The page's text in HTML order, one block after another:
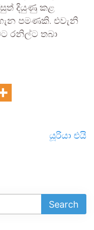
දියුණු කළ
පමණකි. එවැනි
රනිල්ට තබා
යූරියා එයි